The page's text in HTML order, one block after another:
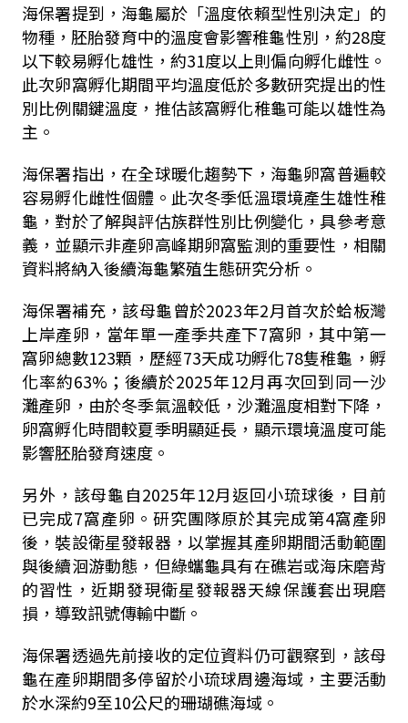
海保署提到，海龜屬於「溫度依賴型性別決定」的
物種，胚胎發育中的溫度會影響稚龜性別，約28度
以下較易孵化雄性，約31度以上則偏向孵化雌性。
此次卵窩孵化期間平均溫度低於多數研究提出的性
別比例關鍵溫度，推估該窩孵化稚龜可能以雄性為
主。
海保署指出，在全球暖化趨勢下，海龜卵窩普遍較
容易孵化雌性個體。此次冬季低溫環境產生雄性稚
龜，對於了解與評估族群性別比例變化，具參考意
義，並顯示非產卵高峰期卵窩監測的重要性，相關
資料將納入後續海龜繁殖生態研究分析。
海保署補充，該母龜曾於2023年2月首次於蛤板灣
上岸產卵，當年單一產季共產下7窩卵，其中第一
窩卵總數123顆，歷經73天成功孵化78隻稚龜，孵
化率約63%；後續於2025年12月再次回到同一沙
灘產卵，由於冬季氣溫較低，沙灘溫度相對下降，
卵窩孵化時間較夏季明顯延長，顯示環境溫度可能
影響胚胎發育速度。
另外，該母龜自2025年12月返回小琉球後，目前
已完成7窩產卵。研究團隊原於其完成第4窩產卵
後，裝設衛星發報器，以掌握其產卵期間活動範圍
與後續洄游動態，但綠蠵龜具有在礁岩或海床磨背
的習性，近期發現衛星發報器天線保護套出現磨
損，導致訊號傳輸中斷。
海保署透過先前接收的定位資料仍可觀察到，該母
龜在產卵期間多停留於小琉球周邊海域，主要活動
於水深約9至10公尺的珊瑚礁海域。